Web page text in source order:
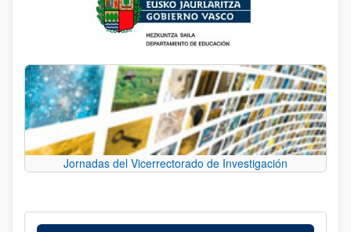
Jornadas del Vicerrectorado de Investigación